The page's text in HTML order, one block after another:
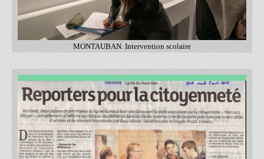
MONTAUBAN. Intervention scolaire